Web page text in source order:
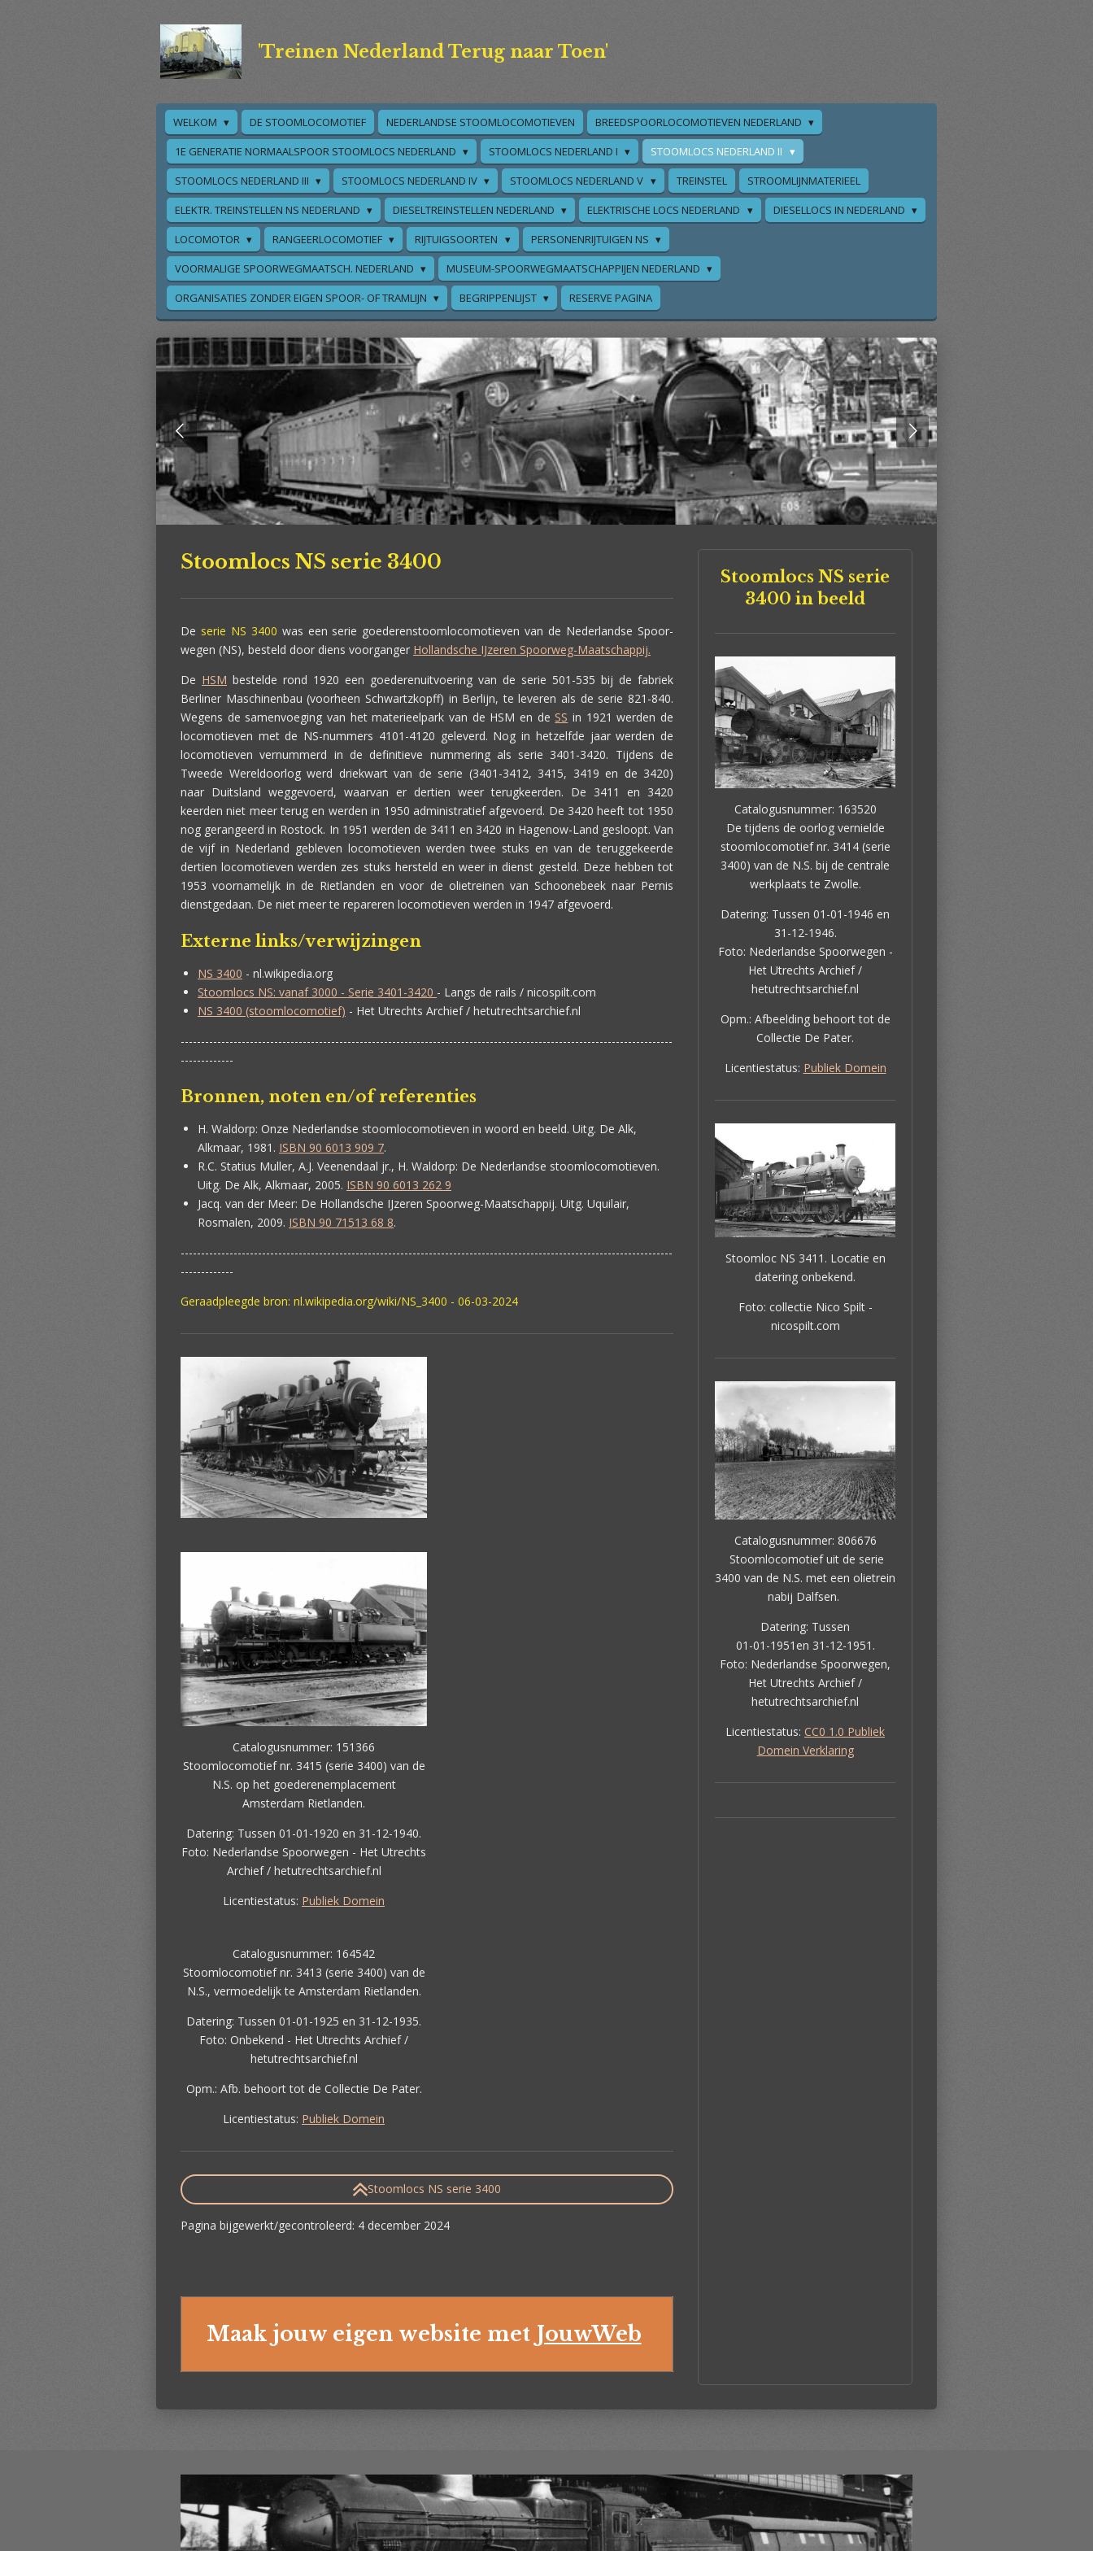
'Treinen Nederland Terug naar Toen'
WELKOM DE STOOMLOCOMOTIEF NEDERLANDSE STOOMLOCOMOTIEVEN
BREEDSPOORLOCOMOTIEVEN NEDERLAND
1E GENERATIE NORMAALSPOOR STOOMLOCS NEDERLAND
STOOMLOCS NEDERLAND I
STOOMLOCS NEDERLAND II
STOOMLOCS NEDERLAND III
STOOMLOCS NEDERLAND IV STOOMLOCS NEDERLAND V TREINSTEL
STROOMLIJNMATERIEEL
ELEKTR. TREINSTELLEN NS NEDERLAND
DIESELTREINSTELLEN NEDERLAND ELEKTRISCHE LOCS NEDERLAND
DIESELLOCS IN NEDERLAND
LOCOMOTOR
RANGEERLOCOMOTIEF RIJTUIGSOORTEN
PERSONENRIJTUIGEN NS
VOORMALIGE SPOORWEGMAATSCH. NEDERLAND
MUSEUM-SPOORWEGMAATSCHAPPIJEN NEDERLAND
ORGANISATIES ZONDER EIGEN SPOOR- OF TRAMLIJN
BEGRIPPENLIJST RESERVE PAGINA
Stoomlocs NS serie 3400
De serie NS 3400 was een serie goederenstoomlocomotieven van de Nederlandse Spoor-
wegen (NS), besteld door diens voorganger Hollandsche IJzeren Spoorweg-Maatschappij.
De HSM bestelde rond 1920 een goederenuitvoering van de serie 501-535 bij de fabriek
Berliner Maschinenbau (voorheen Schwartzkopff) in Berlijn, te leveren als de serie 821-840.
Wegens de samenvoeging van het materieelpark van de HSM en de SS in 1921 werden de
locomotieven met de NS-nummers 4101-4120 geleverd. Nog in hetzelfde jaar werden de
locomotieven vernummerd in de definitieve nummering als serie 3401-3420. Tijdens de
Tweede Wereldoorlog werd driekwart van de serie (3401-3412, 3415, 3419 en de 3420)
naar Duitsland weggevoerd, waarvan er dertien weer terugkeerden. De 3411 en 3420
keerden niet meer terug en werden in 1950 administratief afgevoerd. De 3420 heeft tot 1950
nog gerangeerd in Rostock. In 1951 werden de 3411 en 3420 in Hagenow-Land gesloopt. Van
de vijf in Nederland gebleven locomotieven werden twee stuks en van de teruggekeerde
dertien locomotieven werden zes stuks hersteld en weer in dienst gesteld. Deze hebben tot
1953 voornamelijk in de Rietlanden en voor de olietreinen van Schoonebeek naar Pernis
dienstgedaan. De niet meer te repareren locomotieven werden in 1947 afgevoerd.
Externe links/verwijzingen
NS 3400 - nl.wikipedia.org
Stoomlocs NS: vanaf 3000 - Serie 3401-3420 - Langs de rails / nicospilt.com
NS 3400 (stoomlocomotief) - Het Utrechts Archief / hetutrechtsarchief.nl
-------------------------------------------------------------------------------------------------------------------------
-------------
Bronnen, noten en/of referenties
H. Waldorp: Onze Nederlandse stoomlocomotieven in woord en beeld. Uitg. De Alk,
Alkmaar, 1981. ISBN 90 6013 909 7.
R.C. Statius Muller, A.J. Veenendaal jr., H. Waldorp: De Nederlandse stoomlocomotieven.
Uitg. De Alk, Alkmaar, 2005. ISBN 90 6013 262 9
Jacq. van der Meer: De Hollandsche IJzeren Spoorweg-Maatschappij. Uitg. Uquilair,
Rosmalen, 2009. ISBN 90 71513 68 8.
-------------------------------------------------------------------------------------------------------------------------
-------------
Geraadpleegde bron: nl.wikipedia.org/wiki/NS_3400 - 06-03-2024
Catalogusnummer: 151366
Stoomlocomotief nr. 3415 (serie 3400) van de
N.S. op het goederenemplacement
Amsterdam Rietlanden.
Datering: Tussen 01-01-1920 en 31-12-1940.
Foto: Nederlandse Spoorwegen - Het Utrechts
Archief / hetutrechtsarchief.nl
Licentiestatus: Publiek Domein
Catalogusnummer: 164542
Stoomlocomotief nr. 3413 (serie 3400) van de
N.S., vermoedelijk te Amsterdam Rietlanden.
Datering: Tussen 01-01-1925 en 31-12-1935.
Foto: Onbekend - Het Utrechts Archief /
hetutrechtsarchief.nl
Opm.: Afb. behoort tot de Collectie De Pater.
Licentiestatus: Publiek Domein
Stoomlocs NS serie 3400
Pagina bijgewerkt/gecontroleerd: 4 december 2024
Maak jouw eigen website met JouwWeb
Stoomlocs NS serie
3400 in beeld
Catalogusnummer: 163520
De tijdens de oorlog vernielde
stoomlocomotief nr. 3414 (serie
3400) van de N.S. bij de centrale
werkplaats te Zwolle.
Datering: Tussen 01-01-1946 en
31-12-1946.
Foto: Nederlandse Spoorwegen -
Het Utrechts Archief /
hetutrechtsarchief.nl
Opm.: Afbeelding behoort tot de
Collectie De Pater.
Licentiestatus: Publiek Domein
Stoomloc NS 3411. Locatie en
datering onbekend.
Foto: collectie Nico Spilt -
nicospilt.com
Catalogusnummer: 806676
Stoomlocomotief uit de serie
3400 van de N.S. met een olietrein
nabij Dalfsen.
Datering: Tussen
01-01-1951en 31-12-1951.
Foto: Nederlandse Spoorwegen,
Het Utrechts Archief /
hetutrechtsarchief.nl
Licentiestatus: CC0 1.0 Publiek
Domein Verklaring